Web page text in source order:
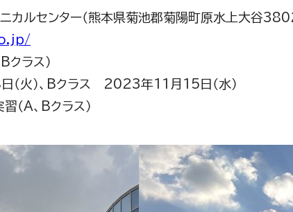
カルセンター（熊本県菊池郡菊陽町原水上大谷
クラス）
火）、Bクラス 2023年11月15日（水）
A、Bクラス）